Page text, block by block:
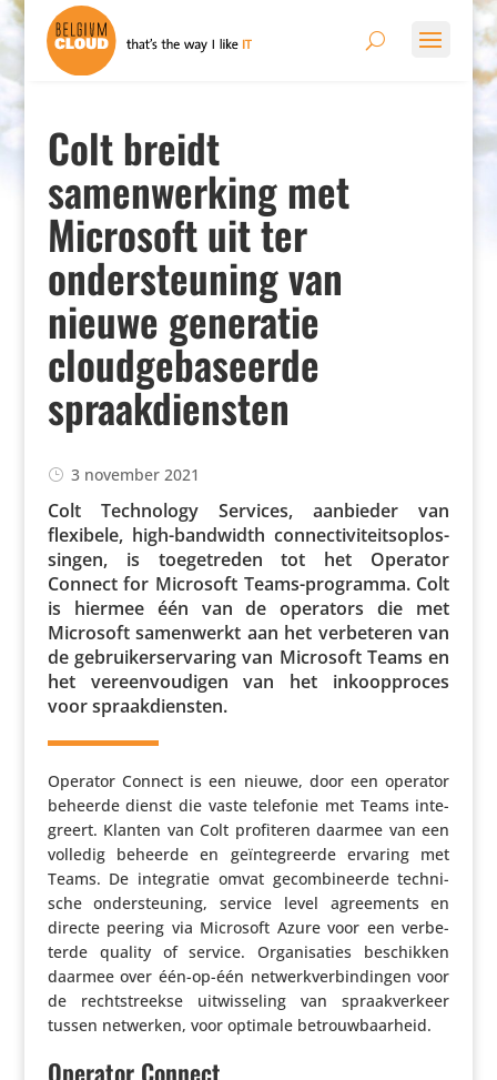
Colt breidt
samenwerking met
Microsoft uit ter
ondersteuning van
nieuwe generatie
cloudgebaseerde
spraakdiensten
3 november 2021
Colt Tech­no­logy Services, aanbieder van
flexibele, high-bandwidth connec­ti­vi­teits­op­los­
singen, is toege­treden tot het Operator
Connect for Microsoft Teams-programma. Colt
is hiermee één van de operators die met
Microsoft samen­werkt aan het verbe­teren van
de gebrui­ker­s­er­va­ring van Microsoft Teams en
het vereen­vou­digen van het inkoop­proces
voor spraakdiensten.
Operator Connect is een nieuwe, door een operator
beheerde dienst die vaste telefonie met Teams inte­
greert. Klanten van Colt profi­teren daarmee van een
volledig beheerde en geïn­te­greerde ervaring met
Teams. De inte­gratie omvat gecom­bi­neerde tech­ni­
sche onder­steu­ning, service level agree­ments en
directe peering via Microsoft Azure voor een verbe­
terde quality of service. Orga­ni­sa­ties beschikken
daarmee over één-op-één netwerk­ver­bin­dingen voor
de recht­streekse uitwis­se­ling van spraak­ver­keer
tussen netwerken, voor optimale betrouwbaarheid.
Operator Connect